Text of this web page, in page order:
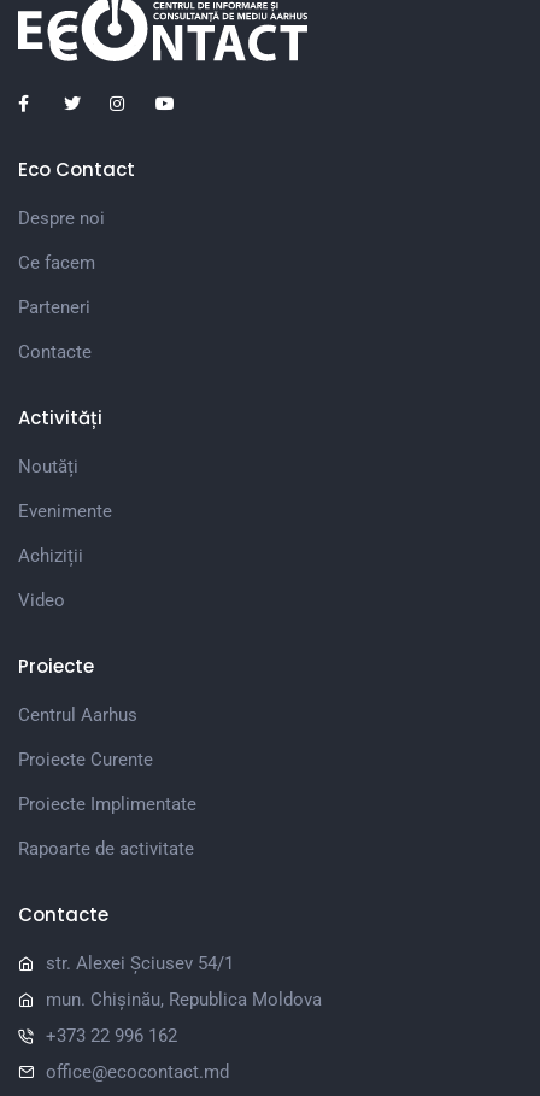
Eco Contact
Despre noi
Ce facem
Parteneri
Contacte
Activități
Noutăți
Evenimente
Achiziții
Video
Proiecte
Centrul Aarhus
Proiecte Curente
Proiecte Implimentate
Rapoarte de activitate
Contacte
str. Alexei Șciusev 54/1
mun. Chișinău, Republica Moldova
+373 22 996 162
office@ecocontact.md